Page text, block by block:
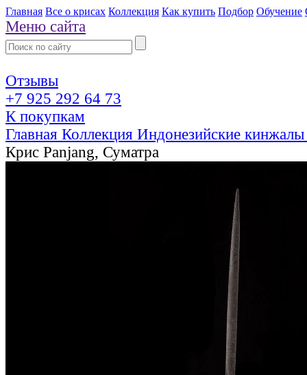
Главная Все о крисах Коллекция Как купить Подбор Обучение
Меню сайта
Отзывы
+7 925 292 64 73
К покупкам
Главная Коллекция Индонезийские
Крис Panjang, Суматра